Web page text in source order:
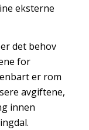
eksterne
det behov
for
er rom
avgiftene,
innen